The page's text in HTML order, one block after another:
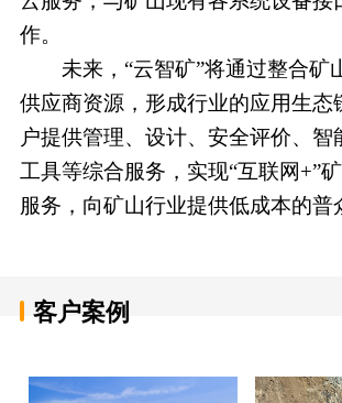
作。
未来，“云智矿”将通过整合矿
供应商资源，形成行业的应用生态
户提供管理、设计、安全评价、智
工具等综合服务，实现“互联网+”
服务，向矿山行业提供低成本的普
客户案例